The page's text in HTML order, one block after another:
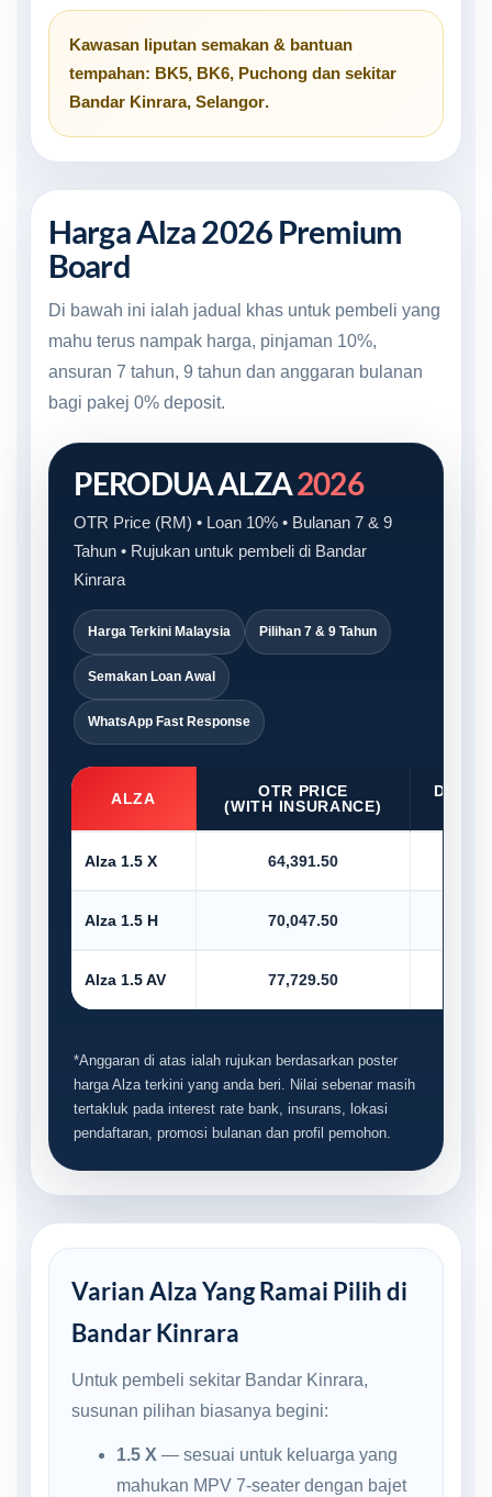
Kawasan liputan semakan & bantuan
tempahan: BK5, BK6, Puchong dan sekitar
Bandar Kinrara, Selangor.
Harga Alza 2026 Premium
Board
Di bawah ini ialah jadual khas untuk pembeli yang
mahu terus nampak harga, pinjaman 10%,
ansuran 7 tahun, 9 tahun dan anggaran bulanan
bagi pakej 0% deposit.
PERODUA ALZA2026
OTR Price (RM) • Loan 10% • Bulanan 7 & 9
Tahun • Rujukan untuk pembeli di Bandar
Kinrara
Harga Terkini Malaysia Pilihan 7 & 9 Tahun
Semakan Loan Awal
WhatsApp Fast Response
ALZA
OTR PRICE
(WITH INSURANCE)
D/
Alza 1.5 X 64,391.50
Alza 1.5 H 70,047.50
Alza 1.5 AV 77,729.50
*Anggaran di atas ialah rujukan berdasarkan poster
harga Alza terkini yang anda beri. Nilai sebenar masih
tertakluk pada interest rate bank, insurans, lokasi
pendaftaran, promosi bulanan dan profil pemohon.
Varian Alza Yang Ramai Pilih di
Bandar Kinrara
Untuk pembeli sekitar Bandar Kinrara,
susunan pilihan biasanya begini:
1.5 X — sesuai untuk keluarga yang
mahukan MPV 7-seater dengan bajet